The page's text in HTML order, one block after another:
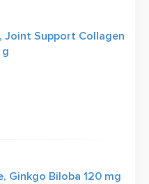
Joint Support Collagen
Ginkgo Biloba 120 mg